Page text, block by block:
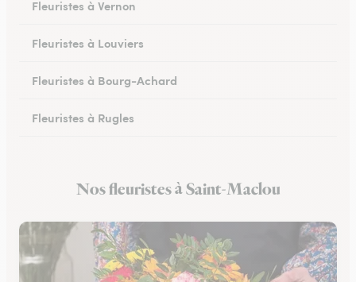
Fleuristes à Vernon
Fleuristes à Louviers
Fleuristes à Bourg-Achard
Fleuristes à Rugles
Fleuristes à Brionne
Nos fleuristes à Saint-Maclou